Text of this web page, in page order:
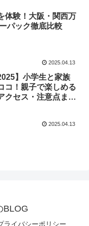
体験！大阪・関西万
パック徹底比較
2025.04.13
】小学生と家族
コ！親子で楽しめる
クセス・注意点まと
2025.04.13
BLOG
ライバシーポリシー